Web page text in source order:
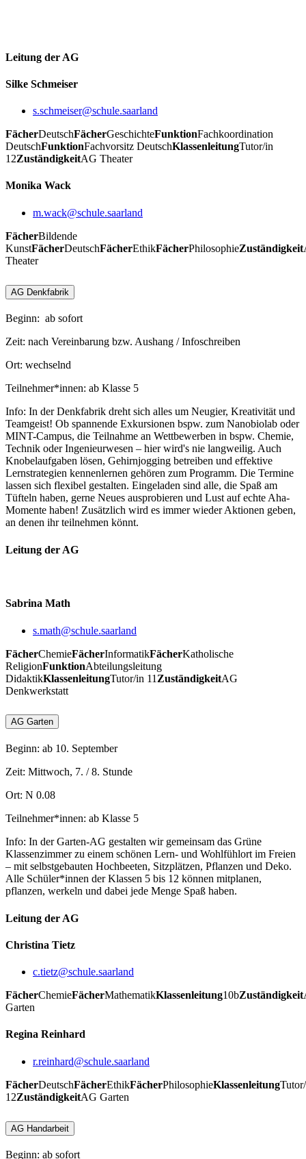
Leitung der AG
Silke Schmeiser
s.schmeiser@schule.saarland
FächerDeutschFächerGeschichteFunktionFachkoordination
DeutschFunktionFachvorsitz DeutschKlassenleitungTutor/in
12ZuständigkeitAG Theater
Monika Wack
m.wack@schule.saarland
FächerBildende
KunstFächerDeutschFächerEthikFächerPhilosophieZuständigkeit
Theater
AG Denkfabrik
Beginn: ab sofort
Zeit: nach Vereinbarung bzw. Aushang / Infoschreiben
Ort: wechselnd
Teilnehmer*innen: ab Klasse 5
Info: In der Denkfabrik dreht sich alles um Neugier, Kreativität und
Teamgeist! Ob spannende Exkursionen bspw. zum Nanobiolab oder
MINT-Campus, die Teilnahme an Wettbewerben in bspw. Chemie,
Technik oder Ingenieurwesen – hier wird's nie langweilig. Auch
Knobelaufgaben lösen, Gehirnjogging betreiben und effektive
Lernstrategien kennenlernen gehören zum Programm. Die Termine
lassen sich flexibel gestalten. Eingeladen sind alle, die Spaß am
Tüfteln haben, gerne Neues ausprobieren und Lust auf echte Aha-
Momente haben! Zusätzlich wird es immer wieder Aktionen geben,
an denen ihr teilnehmen könnt.
Leitung der AG
Sabrina Math
s.math@schule.saarland
FächerChemieFächerInformatikFächerKatholische
ReligionFunktionAbteilungsleitung
DidaktikKlassenleitungTutor/in 11 ZuständigkeitAG
Denkwerkstatt
AG Garten
Beginn: ab 10. September
Zeit: Mittwoch, 7. / 8. Stunde
Ort: N 0.08
Teilnehmer*innen: ab Klasse 5
Info: In der Garten-AG gestalten wir gemeinsam das Grüne
Klassenzimmer zu einem schönen Lern- und Wohlfühlort im Freien
– mit selbstgebauten Hochbeeten, Sitzplätzen, Pflanzen und Deko.
Alle Schüler*innen der Klassen 5 bis 12 können mitplanen,
pflanzen, werkeln und dabei jede Menge Spaß haben.
Leitung der AG
Christina Tietz
c.tietz@schule.saarland
FächerChemieFächerMathematikKlassenleitung10bZuständigkeit
Garten
Regina Reinhard
r.reinhard@schule.saarland
FächerDeutschFächerEthikFächerPhilosophieKlassenleitung
12ZuständigkeitAG Garten
AG Handarbeit
Beginn: ab sofort